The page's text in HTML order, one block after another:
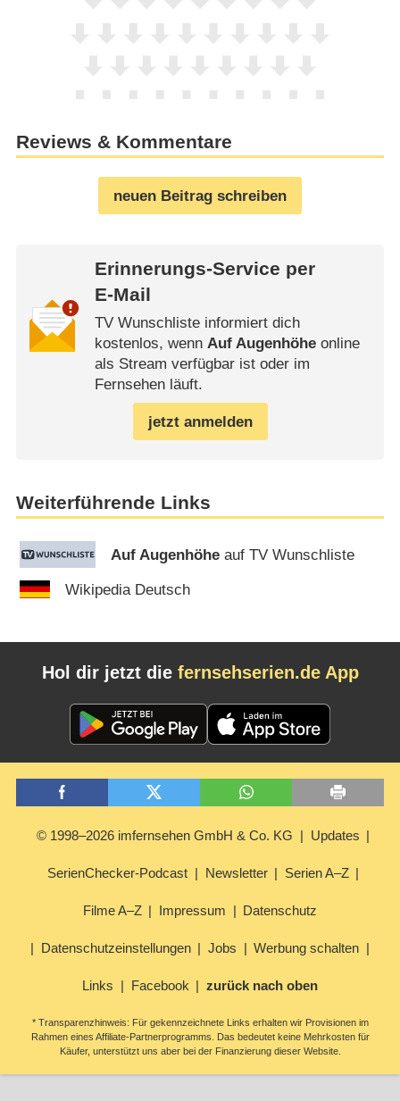
Reviews & Kommentare
neuen Beitrag schreiben
Erinnerungs-Service per
E-Mail
TV Wunschliste informiert dich
kostenlos, wenn Auf Augenhöheonline
als Stream verfügbar ist oder im
Fernsehen läuft.
jetzt anmelden
Weiterführende Links
Auf Augenhöhe auf TV Wunschliste
Wikipedia Deutsch
Hol dir jetzt die fernsehserien.de App
© 1998–2026 imfernsehen GmbH & Co. KG Updates
SerienChecker-Podcast Newsletter Serien A–Z
Filme A–Z Impressum Datenschutz
Datenschutzeinstellungen Jobs Werbung schalten
Links Facebook zurück nach oben
* Transparenzhinweis: Für gekennzeichnete Links erhalten wir Provisionen im
Rahmen eines Affiliate-Partnerprogramms. Das bedeutet keine Mehrkosten für
Käufer, unterstützt uns aber bei der Finanzierung dieser Website.